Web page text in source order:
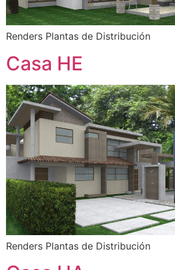
Renders Plantas de Distribución
Casa HE
Renders Plantas de Distribución